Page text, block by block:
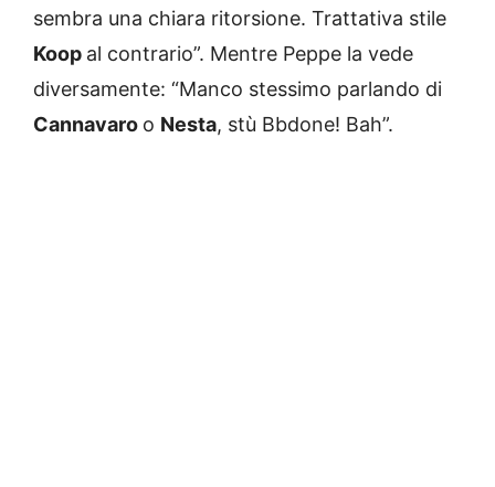
sembra una chiara ritorsione. Trattativa stile
Koop al contrario”. Mentre Peppe la vede
diversamente: “Manco stessimo parlando di
Cannavaro o Nesta, stù Bbdone! Bah”.